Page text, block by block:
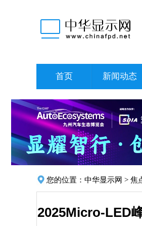
首页 新闻动态
您的位置： 中华显示网 > 焦
2025Micro-LED